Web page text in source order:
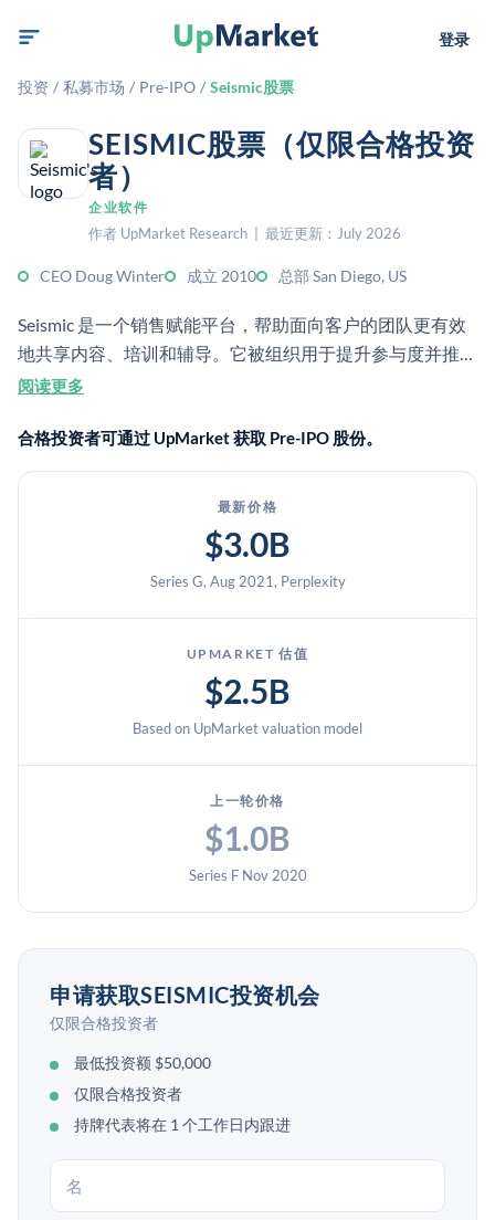
登录
投资 / 私募市场 / Pre-IPO / Seismic股票
SEISMIC股票（仅限合格投资
者）
企业软件
作者 UpMarket Research | 最近更新：July 2026
CEO Doug Winter 成立 2010 总部 San Diego, US
Seismic 是一个销售赋能平台，帮助面向客户的团队更有效
地共享内容、培训和辅导。它被组织用于提升参与度并推动
收入增长。
阅读更多
合格投资者可通过 UpMarket 获取 Pre-IPO 股份。
最新价格
$3.0B
Series G, Aug 2021, Perplexity
UPMARKET 估值
$2.5B
Based on UpMarket valuation model
上一轮价格
$1.0B
Series F Nov 2020
申请获取SEISMIC投资机会
仅限合格投资者
最低投资额 $50,000
仅限合格投资者
持牌代表将在 1 个工作日内跟进